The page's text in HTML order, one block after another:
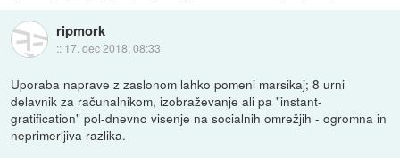
ripmork
:: 17. dec 2018, 08:33
Uporaba naprave z zaslonom lahko pomeni marsikaj; 8 urni
delavnik za računalnikom, izobraževanje ali pa "instant-
gratification" pol-dnevno visenje na socialnih omrežjih - ogromna in
neprimerljiva razlika.